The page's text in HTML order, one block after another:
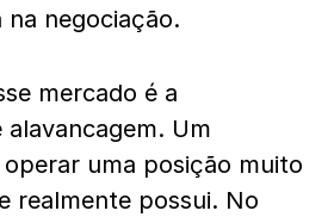
negociação.
mercado é a
alavancagem. Um
uma posição muito
realmente possui. No